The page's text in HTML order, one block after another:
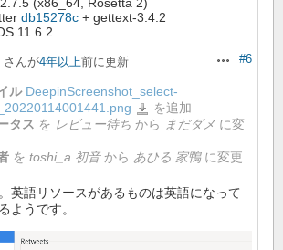
db15278c + gettext-3.4.2
11.6.2
操作#6
さんが4年以上前に更新
ル DeepinScreenshot_select-
DeepinScreenshot_select-
area_20220114001441.png
を追加
タス を レビュー待ち から まだダメ に変
を toshi_a 初音から あひる 家鴨に変更
英語リソースがあるものは英語になって
ようです。